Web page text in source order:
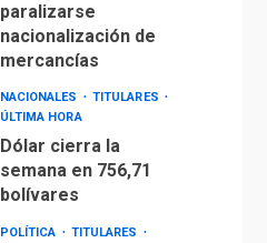
paralizarse
nacionalización de
mercancías
NACIONALES
TITULARES
ÚLTIMA HORA
Dólar cierra la
semana en 756,71
bolívares
POLÍTICA
TITULARES